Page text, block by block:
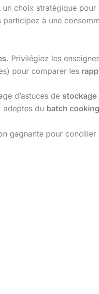
un choix stratégique pour
à une
. Privilégiez les
pour comparer les
d’astuces de stockage
adeptes du batch cooking
gagnante pour